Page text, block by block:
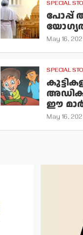
SPECIAL
പോപ്പ്
May 16,
SPECIAL
ഈ
May 16,